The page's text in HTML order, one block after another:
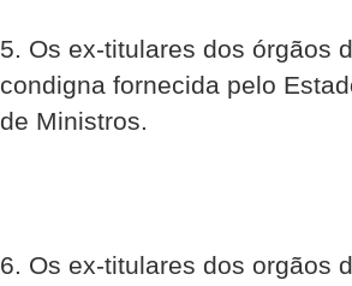
5. Os ex-titulares dos órgãos
condigna fornecida pelo
de Ministros.
6. Os ex-titulares dos orgãos